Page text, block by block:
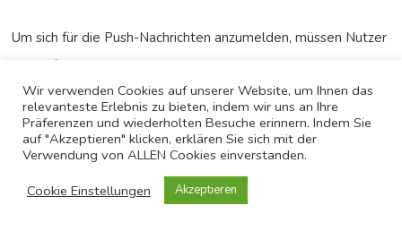
Um sich für die Push-Nachrichten anzumelden, müssen Nutzer
die Abfrage ihres Browsers bzw. Endgerätes zum Erhalt der
Push-Nachrichten bestätigen. Dieser Zustimmungsprozess
wird dokumentiert und gespeichert. Die Speicherung ist
erforderlich, um zu erkennen, ob Nutzer dem Empfang der
Push-Nachrichten zugestimmt haben sowie um die
Zustimmung nachweisen zu können. Zu diesen Zwecken wird
Wir verwenden Cookies auf unserer Website, um Ihnen das
relevanteste Erlebnis zu bieten, indem wir uns an Ihre
Präferenzen und wiederholten Besuche erinnern. Indem Sie
auf "Akzeptieren" klicken, erklären Sie sich mit der
Verwendung von ALLEN Cookies einverstanden.
Cookie Einstellungen
Akzeptieren